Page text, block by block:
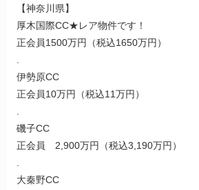
【神奈川県】
厚木国際CC★レア物件です！
正会員1500万円（税込1650万円）
伊勢原CC
正会員10万円（税込11万円）
磯子CC
正会員 2,900万円（税込3,190万円）
大秦野CC